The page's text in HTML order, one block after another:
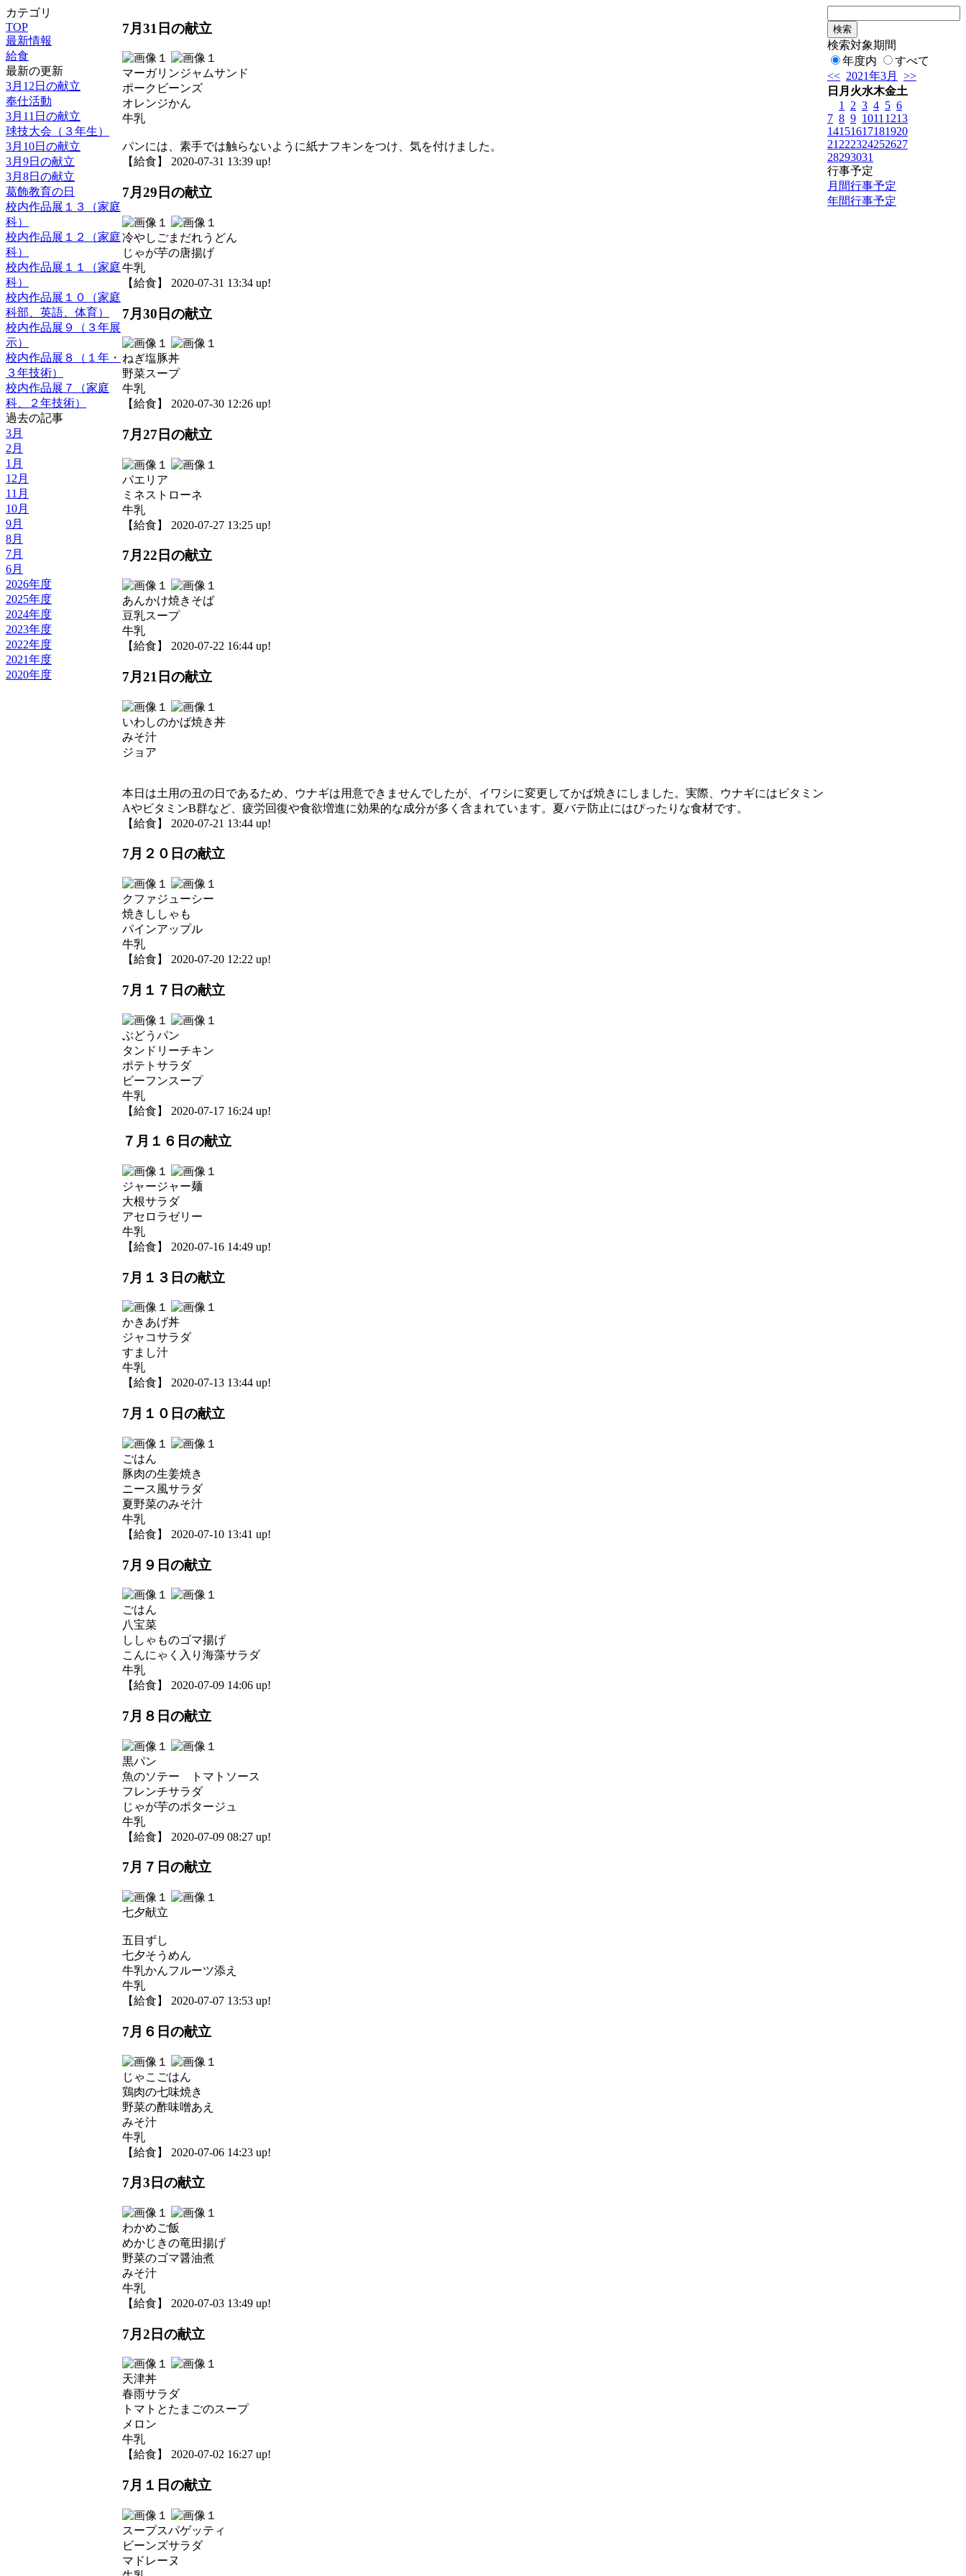
カテゴリ
TOP
最新情報
給食
最新の更新
3月12日の献立
奉仕活動
3月11日の献立
球技大会（３年生）
3月10日の献立
3月9日の献立
3月8日の献立
葛飾教育の日
校内作品展１３（家庭
科）
校内作品展１２（家庭
科）
校内作品展１１（家庭
科）
校内作品展１０（家庭
科部、英語、体育）
校内作品展９（３年展
示）
校内作品展８（１年・
３年技術）
校内作品展７（家庭
科、２年技術）
過去の記事
3月
2月
1月
12月
11月
10月
9月
8月
7月
6月
2026年度
2025年度
2024年度
2023年度
2022年度
2021年度
2020年度
7月31日の献立
マーガリンジャムサンド
ポークビーンズ
オレンジかん
牛乳
パンには、素手では触らないように紙ナフキンをつけ、気を付けました。
【給食】 2020-07-31 13:39 up!
7月29日の献立
冷やしごまだれうどん
じゃが芋の唐揚げ
牛乳
【給食】 2020-07-31 13:34 up!
7月30日の献立
ねぎ塩豚丼
野菜スープ
牛乳
【給食】 2020-07-30 12:26 up!
7月27日の献立
パエリア
ミネストローネ
牛乳
【給食】 2020-07-27 13:25 up!
7月22日の献立
あんかけ焼きそば
豆乳スープ
牛乳
【給食】 2020-07-22 16:44 up!
7月21日の献立
いわしのかば焼き丼
みそ汁
ジョア
本日は土用の丑の日であるため、ウナギは用意できませんでしたが、イワシに変更してかば焼きにしました。実際、ウナギにはビタミン
AやビタミンB群など、疲労回復や食欲増進に効果的な成分が多く含まれています。夏バテ防止にはぴったりな食材です。
【給食】 2020-07-21 13:44 up!
7月２０日の献立
クファジューシー
焼きししゃも
パインアップル
牛乳
【給食】 2020-07-20 12:22 up!
7月１７日の献立
ぶどうパン
タンドリーチキン
ポテトサラダ
ビーフンスープ
牛乳
【給食】 2020-07-17 16:24 up!
７月１６日の献立
ジャージャー麺
大根サラダ
アセロラゼリー
牛乳
【給食】 2020-07-16 14:49 up!
7月１３日の献立
かきあげ丼
ジャコサラダ
すまし汁
牛乳
【給食】 2020-07-13 13:44 up!
7月１０日の献立
ごはん
豚肉の生姜焼き
ニース風サラダ
夏野菜のみそ汁
牛乳
【給食】 2020-07-10 13:41 up!
7月９日の献立
ごはん
八宝菜
ししゃものゴマ揚げ
こんにゃく入り海藻サラダ
牛乳
【給食】 2020-07-09 14:06 up!
7月８日の献立
黒パン
魚のソテー トマトソース
フレンチサラダ
じゃが芋のポタージュ
牛乳
【給食】 2020-07-09 08:27 up!
7月７日の献立
七夕献立
五目ずし
七夕そうめん
牛乳かんフルーツ添え
牛乳
【給食】 2020-07-07 13:53 up!
7月６日の献立
じゃこごはん
鶏肉の七味焼き
野菜の酢味噌あえ
みそ汁
牛乳
【給食】 2020-07-06 14:23 up!
7月3日の献立
わかめご飯
めかじきの竜田揚げ
野菜のゴマ醤油煮
みそ汁
牛乳
【給食】 2020-07-03 13:49 up!
7月2日の献立
天津丼
春雨サラダ
トマトとたまごのスープ
メロン
牛乳
【給食】 2020-07-02 16:27 up!
7月１日の献立
スープスパゲッティ
ビーンズサラダ
マドレーヌ
検索対象期間
年度内
すべて
<< 2021年3月
>>
日 月 火水木金土
1
2 3 4 5 6
7 8 9 1011 1213
14151617181920
21 222324252627
28293031
行事予定
月間行事予定
年間行事予定